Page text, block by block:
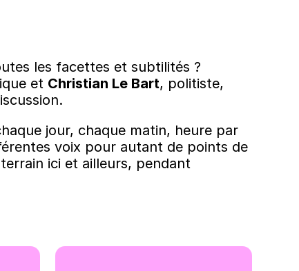
les facettes et subtilités ?
et Christian Le Bart, politiste,
jour, chaque matin, heure par
voix pour autant de points de
ici et ailleurs, pendant